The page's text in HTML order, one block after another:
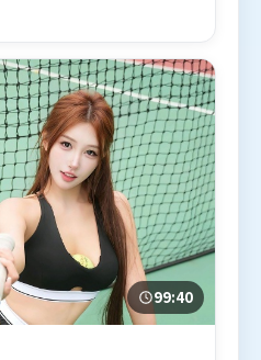
等联袂出演。影片于2024
99:40